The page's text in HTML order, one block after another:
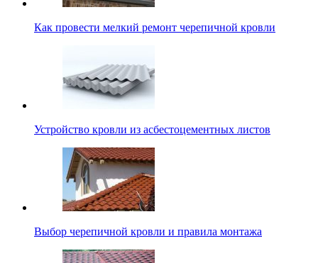
Как провести мелкий ремонт черепичной кровли
Устройство кровли из асбестоцементных листов
Выбор черепичной кровли и правила монтажа